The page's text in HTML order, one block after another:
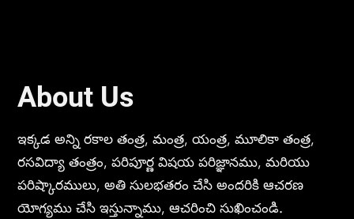
About Us
ఇక్కడ అన్ని రకాల తంత్ర, మంత్ర, యంత్ర, మూలికా తంత్ర,
రసవిద్యా తంత్రం, పరిపూర్ణ విషయ పరిజ్ఞానము, మరియు
పరిష్కారములు, అతి సులభతరం చేసి అందరికి ఆచరణ
యోగ్యము చేసి ఇస్తున్నాము, ఆచరించి సుఖించండి.